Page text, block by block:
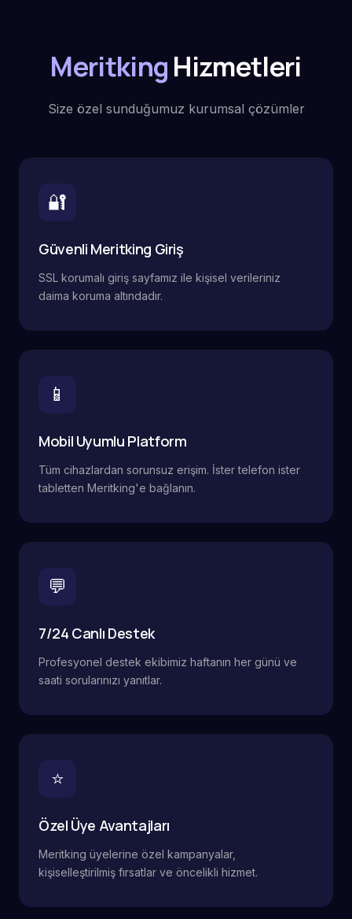
MeritkingHizmetleri
Size özel sunduğumuz kurumsal çözümler
🔐
Güvenli Meritking Giriş
SSL korumalı giriş sayfamız ile kişisel verileriniz
daima koruma altındadır.
📱
Mobil Uyumlu Platform
Tüm cihazlardan sorunsuz erişim. İster telefon ister
tabletten Meritking'e bağlanın.
💬
7/24 Canlı Destek
Profesyonel destek ekibimiz haftanın her günü ve
saati sorularınızı yanıtlar.
⭐
Özel Üye Avantajları
Meritking üyelerine özel kampanyalar,
kişiselleştirilmiş fırsatlar ve öncelikli hizmet.